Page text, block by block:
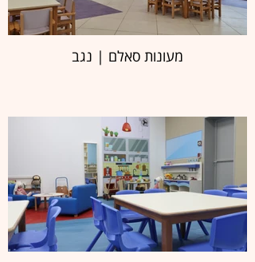
מעונות סאלם | נגב